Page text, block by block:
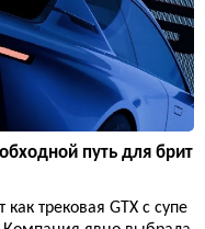
путь для брит
трековая GTX с супе